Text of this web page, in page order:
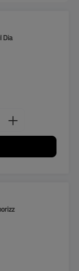
Dia
den